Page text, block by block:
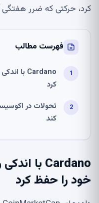
کرد، حرکتی که ضرر هفتگی آن را 15.36 درصد
فهرست مطالب
کرد
تحولات در
کند
خود را حفظ کرد